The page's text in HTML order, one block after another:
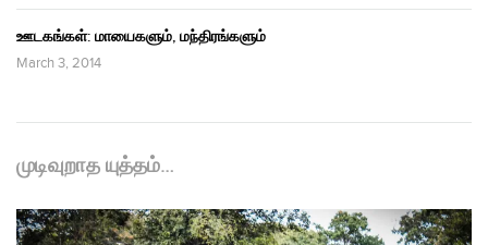
ஊடகங்கள்: மாயைகளும், மந்திரங்களும்
March 3, 2014
முடிவுறாத யுத்தம்…